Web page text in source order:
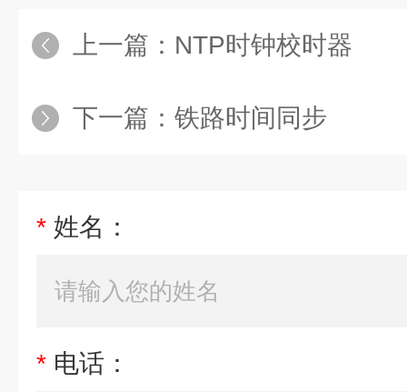
上一篇： NTP时钟校时器
下一篇： 铁路时间同步
* 姓名：
* 电话：